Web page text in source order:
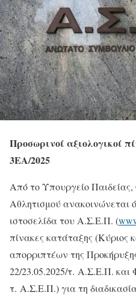
Προσωρινοί αξιολογικοί
3ΕΑ/2025
Από το Υπουργείο
Αθλητισμού ανακοινώνεται
ιστοσελίδα του Α.Σ.Ε.Π. (
πίνακες κατάταξης (Κύριος
απορριπτέων της
22/23.05.2025/τ. Α.Σ.Ε.Π. και
τ. Α.Σ.Ε.Π.) για τη